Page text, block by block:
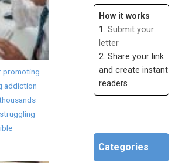
promoting
addiction
How it works
1. Submit your
letter
2. Share your link
and create instant
readers
Categories